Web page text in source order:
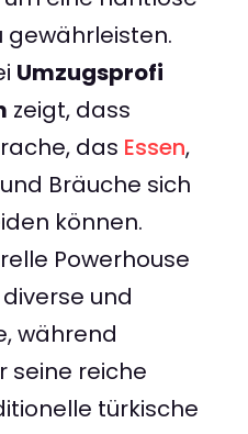
gewährleisten.
Umzugsprofi
zeigt, dass
das Essen,
Bräuche sich
können.
Powerhouse
und
während
seine reiche
türkische